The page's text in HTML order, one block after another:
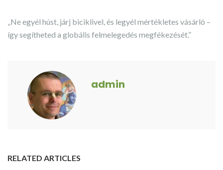
„Ne egyél húst, járj biciklivel, és legyél mértékletes vásárló –
így segítheted a globális felmelegedés megfékezését.”
admin
RELATED ARTICLES